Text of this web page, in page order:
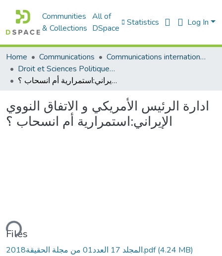
Communities
& Collections
All of
DSpace
Statistics Log In
Home Communications
Communications internationales (مداخلات دولية)
Droit et Sciences Politiques - الحقوق و العلوم السياسية
ادارة الرئيس الأمريكي و الاتفاق النووي الإيراني:استمرارية أم انسحاب ؟
ادارة الرئيس الأمريكي و الاتفاق النووي
الإيراني:استمرارية أم انسحاب ؟
Files
المجلد 17 العدد01 من مجلة الحقيقة2018.pdf(4.24 MB)